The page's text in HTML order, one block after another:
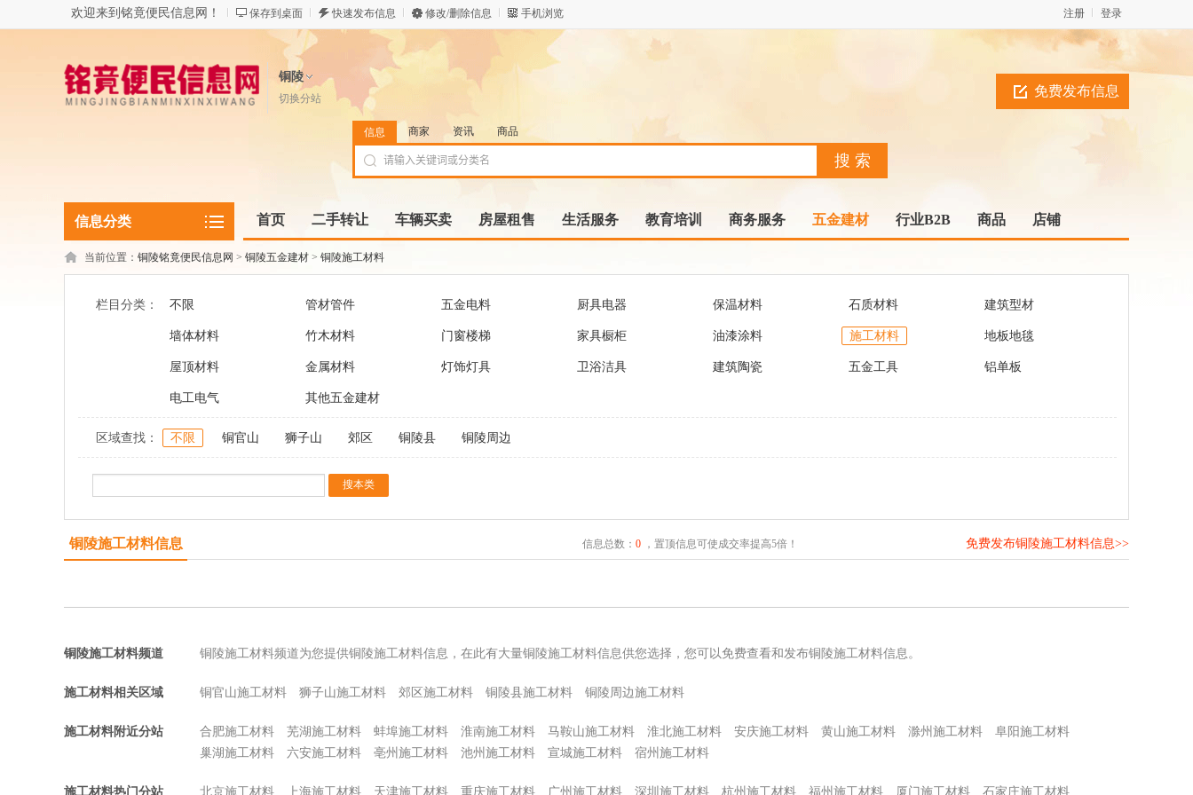
欢迎来到铭竟便民信息网！ 保存到桌面 快速发布信息 修改/删除信息 手机浏览 登录
注册
铜陵
切换分站 免费发布信息
信息 商家 资讯 商品
信息分类 首页 二手转让 车辆买卖 房屋租售 生活服务 教育培训 商务服务 五金建材 行业B2B 商品 店铺
当前位置： 铜陵铭竟便民信息网 > 铜陵五金建材 > 铜陵施工材料
栏目分类： 不限 管材管件 五金电料 厨具电器 保温材料 石质材料 建筑型材
墙体材料 竹木材料 门窗楼梯 家具橱柜 油漆涂料 施工材料 地板地毯
屋顶材料 金属材料 灯饰灯具 卫浴洁具 建筑陶瓷 五金工具 铝单板
电工电气 其他五金建材
区域查找： 不限 铜官山 狮子山 郊区 铜陵县 铜陵周边
铜陵施工材料信息 信息总数： 0，置顶信息可使成交率提高5倍！ 免费发布铜陵施工材料信息>>
铜陵施工材料频道 铜陵施工材料频道为您提供铜陵施工材料信息，在此有大量铜陵施工材料信息供您选择，您可以免费查看和发布铜陵施工材料信息。
施工材料相关区域 铜官山施工材料 狮子山施工材料 郊区施工材料 铜陵县施工材料 铜陵周边施工材料
施工材料附近分站 合肥施工材料 芜湖施工材料 蚌埠施工材料 淮南施工材料 马鞍山施工材料 淮北施工材料 安庆施工材料 黄山施工材料 滁州施工材料
阜阳施工材料
巢湖施工材料
六安施工材料 亳州施工材料 池州施工材料 宣城施工材料 宿州施工材料
施工材料热门分站 北京施工材料 上海施工材料 天津施工材料 重庆施工材料 广州施工材料 深圳施工材料 杭州施工材料 福州施工材料 厦门施工材料 石家庄施工材料